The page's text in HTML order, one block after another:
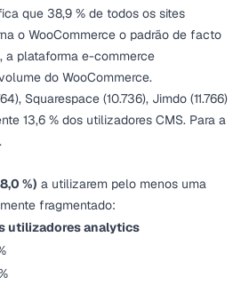
que 38,9 % de todos os sites
o WooCommerce o padrão de facto
a plataforma e-commerce
do WooCommerce.
Squarespace (10.736), Jimdo (11.766)
13,6 % dos utilizadores CMS. Para a
.
%) a utilizarem pelo menos uma
fragmentado:
utilizadores analytics